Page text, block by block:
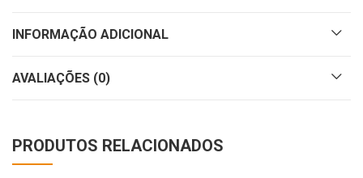
INFORMAÇÃO ADICIONAL
AVALIAÇÕES (0)
PRODUTOS RELACIONADOS